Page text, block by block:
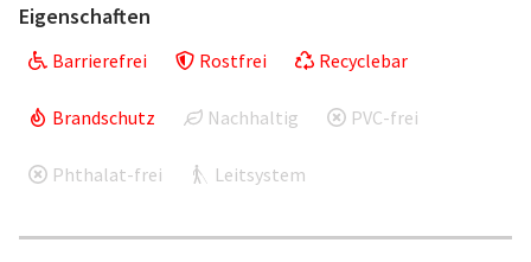
Eigenschaften
Barrierefrei Rostfrei Recyclebar
Brandschutz Nachhaltig PVC-frei
Phthalat-frei Leitsystem